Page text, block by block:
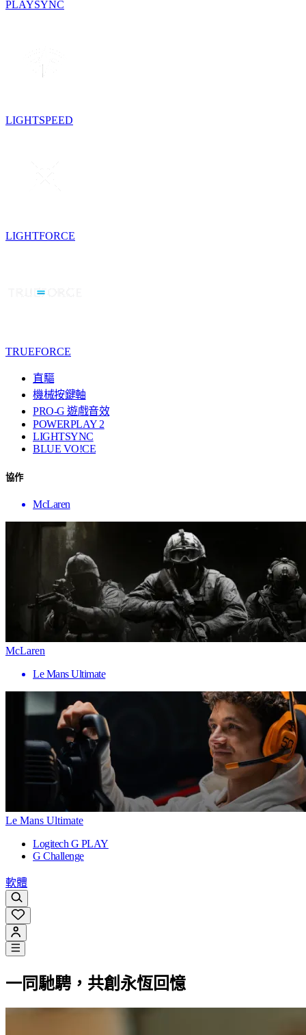
PLAYSYNC
LIGHTSPEED
LIGHTFORCE
TRUEFORCE
直驅
機械按鍵軸
PRO-G 遊戲音效
POWERPLAY 2
LIGHTSYNC
BLUE VO!CE
協作
McLaren
McLaren
Le Mans Ultimate
Le Mans Ultimate
Logitech G PLAY
G Challenge
軟體
一同馳騁，共創永恆回憶